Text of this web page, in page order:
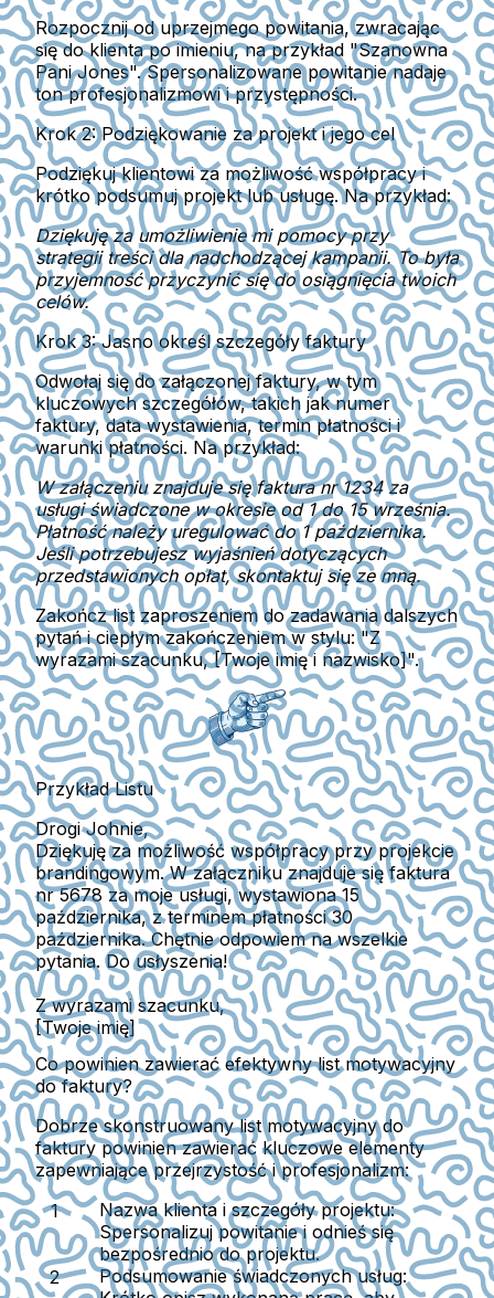
Rozpocznij od uprzejmego powitania, zwracając
się do klienta po imieniu, na przykład "Szanowna
Pani Jones". Spersonalizowane powitanie nadaje
ton profesjonalizmowi i przystępności.
Krok 2: Podziękowanie za projekt i jego cel
Podziękuj klientowi za możliwość współpracy i
krótko podsumuj projekt lub usługę. Na przykład:
Dziękuję za umożliwienie mi pomocy przy
strategii treści dla nadchodzącej kampanii. To była
przyjemność przyczynić się do osiągnięcia twoich
celów.
Krok 3: Jasno określ szczegóły faktury
Odwołaj się do załączonej faktury, w tym
kluczowych szczegółów, takich jak numer
faktury, data wystawienia, termin płatności i
warunki płatności. Na przykład:
W załączeniu znajduje się faktura nr 1234 za
usługi świadczone w okresie od 1 do 15 września.
Płatność należy uregulować do 1 października.
Jeśli potrzebujesz wyjaśnień dotyczących
przedstawionych opłat, skontaktuj się ze mną.
Zakończ list zaproszeniem do zadawania dalszych
pytań i ciepłym zakończeniem w stylu: "Z
wyrazami szacunku, [Twoje imię i nazwisko]".
Przykład Listu
Drogi Johnie,
Dziękuję za możliwość współpracy przy projekcie
brandingowym. W załączniku znajduje się faktura
nr 5678 za moje usługi, wystawiona 15
października, z terminem płatności 30
października. Chętnie odpowiem na wszelkie
pytania. Do usłyszenia!
Z wyrazami szacunku,
[Twoje imię]
Co powinien zawierać efektywny list motywacyjny
do faktury?
Dobrze skonstruowany list motywacyjny do
faktury powinien zawierać kluczowe elementy
zapewniające przejrzystość i profesjonalizm:
Nazwa klienta i szczegóły projektu:
Spersonalizuj powitanie i odnieś się
bezpośrednio do projektu.
Podsumowanie świadczonych usług: